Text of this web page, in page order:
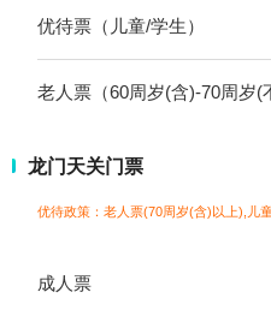
优待票（儿童/学生）
老人票（60周岁(含)-70周岁(
龙门天关门票
优待政策：老人票(70周岁(含)以上),儿
成人票